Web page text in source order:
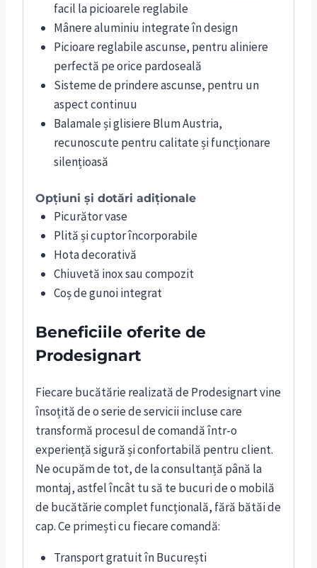
facil la picioarele reglabile
Mânere aluminiu integrate în design
Picioare reglabile ascunse, pentru aliniere
perfectă pe orice pardoseală
Sisteme de prindere ascunse, pentru un
aspect continuu
Balamale și glisiere Blum Austria,
recunoscute pentru calitate și funcționare
silențioasă
Opțiuni și dotări adiționale
Picurător vase
Plită și cuptor încorporabile
Hota decorativă
Chiuvetă inox sau compozit
Coș de gunoi integrat
Beneficiile oferite de
Prodesignart
Fiecare bucătărie realizată de Prodesignart vine
însoțită de o serie de servicii incluse care
transformă procesul de comandă într-o
experiență sigură și confortabilă pentru client.
Ne ocupăm de tot, de la consultanță până la
montaj, astfel încât tu să te bucuri de o mobilă
de bucătărie complet funcțională, fără bătăi de
cap. Ce primești cu fiecare comandă:
Transport gratuit în București